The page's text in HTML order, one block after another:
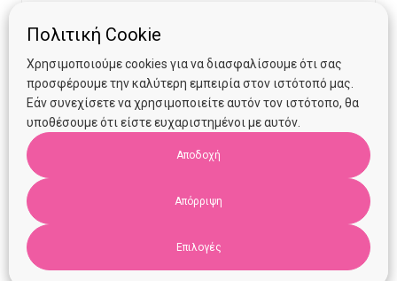
Πολιτική Cookie
Χρησιμοποιούμε cookies για να διασφαλίσουμε ότι σας
προσφέρουμε την καλύτερη εμπειρία στον ιστότοπό μας.
Εάν συνεχίσετε να χρησιμοποιείτε αυτόν τον ιστότοπο, θα
υποθέσουμε ότι είστε ευχαριστημένοι με αυτόν.
Αποδοχή
Απόρριψη
Επιλογές